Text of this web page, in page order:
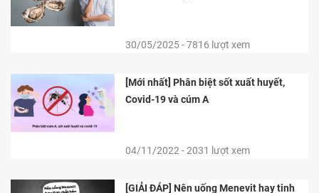
30/05/2025 - 7816 lượt xem
[Mới nhất] Phân biệt sốt xuất huyết,
Covid-19 và cúm A
04/11/2022 - 2031 lượt xem
[GIẢI ĐÁP] Nên uống Menevit hay tinh